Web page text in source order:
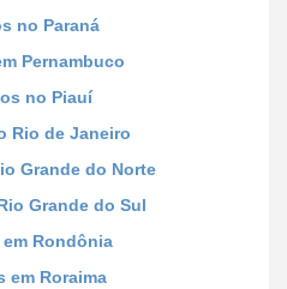
no Paraná
Pernambuco
no Piauí
Rio de Janeiro
Grande do Norte
Grande do Sul
Rondônia
em Roraima